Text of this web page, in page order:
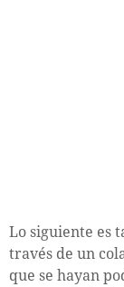
Lo siguiente es
través de un
que se hayan